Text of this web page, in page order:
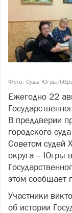
Фото: Суды Югры/
Ежегодно 22
В преддверии
городского
Советом судей
округа – Югры
этом сообщает
Участники
об истории